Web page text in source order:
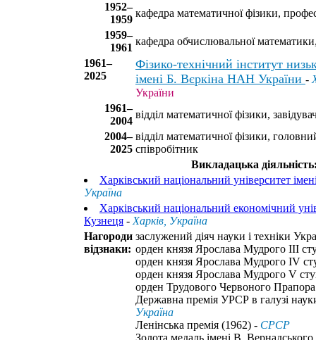
1952–
1959
кафедра математичної фізики,
1959–
1961
кафедра обчислювальної математики,
1961–
2025
Фізико-технічний інститут
імені Б. Вєркіна НАН України -
України
1961–
2004
відділ математичної фізики,
2004–
2025
відділ математичної фізики,
співробітник
Викладацька
Харківський національний університет
Україна
Харківський національний економічний
Кузнеця - Харків, Україна
Нагороди
відзнаки:
заслужений діяч науки і техніки
орден князя Ярослава Мудрого III
орден князя Ярослава Мудрого IV
орден князя Ярослава Мудрого V
орден Трудового Червоного
Державна премія УРСР в галузі
Україна
Ленінська премія (1962) - СРСР